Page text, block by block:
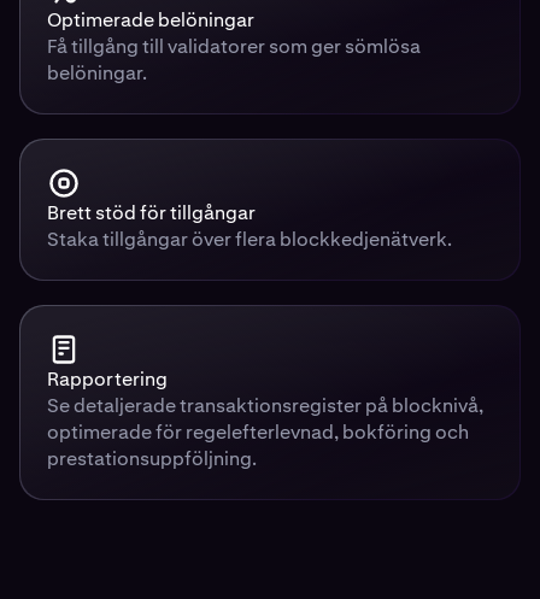
Optimerade belöningar
Få tillgång till validatorer som ger sömlösa
belöningar.
Brett stöd för tillgångar
Staka tillgångar över flera blockkedjenätverk.
Rapportering
Se detaljerade transaktionsregister på blocknivå,
optimerade för regelefterlevnad, bokföring och
prestationsuppföljning.